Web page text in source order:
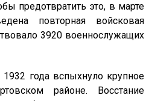
предотвратить это, в марте
повторная войсковая
3920 военнослужащих
года вспыхнуло крупное
районе. Восстание